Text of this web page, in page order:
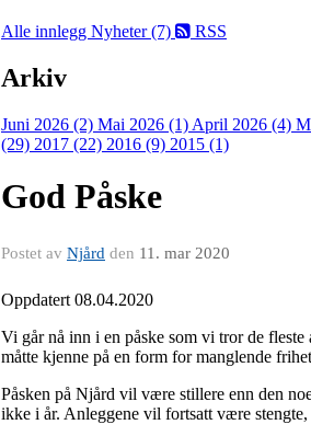
Alle innlegg Nyheter (7) RSS
Arkiv
Juni 2026 (2) Mai 2026 (1) April 2026 (4)
(29) 2017 (22) 2016 (9) 2015 (1)
God Påske
Postet av Njård den 11. mar 2020
Oppdatert 08.04.2020
Vi går nå inn i en påske som vi tror de
måtte kjenne på en form for manglende
Påsken på Njård vil være stillere enn den
ikke i år. Anleggene vil fortsatt være stengte,